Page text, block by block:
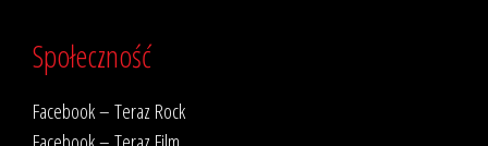
Społeczność
Facebook – Teraz Rock